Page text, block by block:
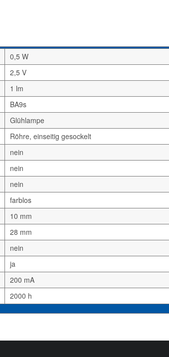
0,5 W
2,5 V
1 lm
BA9s
Glühlampe
Röhre, einseitig gesockelt
nein
nein
nein
farblos
10 mm
28 mm
nein
ja
200 mA
2000 h